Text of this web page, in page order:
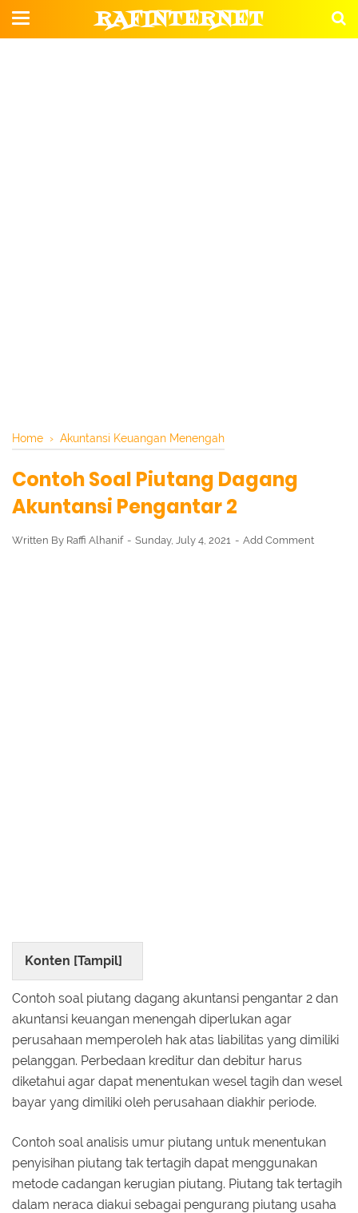
RAFINTERNET
Home › Akuntansi Keuangan Menengah
Contoh Soal Piutang Dagang
Akuntansi Pengantar 2
Written By Raffi Alhanif Sunday, July 4, 2021 Add Comment
Konten [Tampil]
Contoh soal piutang dagang akuntansi pengantar 2 dan
akuntansi keuangan menengah diperlukan agar
perusahaan memperoleh hak atas liabilitas yang dimiliki
pelanggan. Perbedaan kreditur dan debitur harus
diketahui agar dapat menentukan wesel tagih dan wesel
bayar yang dimiliki oleh perusahaan diakhir periode.
Contoh soal analisis umur piutang untuk menentukan
penyisihan piutang tak tertagih dapat menggunakan
metode cadangan kerugian piutang. Piutang tak tertagih
dalam neraca diakui sebagai pengurang piutang usaha